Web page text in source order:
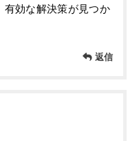
有効な解決策が見つか
返信